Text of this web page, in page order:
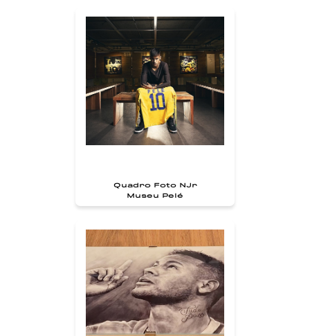
Quadro Foto NJr
Museu Pelé